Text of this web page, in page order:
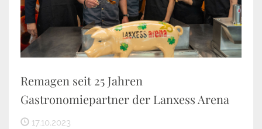
Remagen seit 25 Jahren
Gastronomiepartner der Lanxess Arena
17.10.2023